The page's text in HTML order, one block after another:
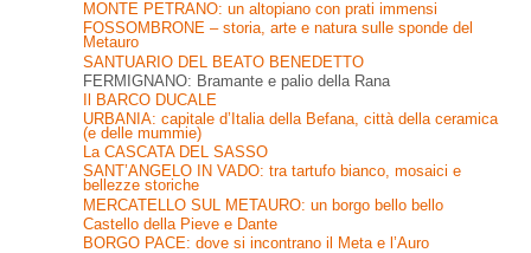
MONTE PETRANO: un altopiano con prati immensi
FOSSOMBRONE – storia, arte e natura sulle sponde del
Metauro
SANTUARIO DEL BEATO BENEDETTO
FERMIGNANO: Bramante e palio della Rana
Il BARCO DUCALE
URBANIA: capitale d’Italia della Befana, città della ceramica
(e delle mummie)
La CASCATA DEL SASSO
SANT’ANGELO IN VADO: tra tartufo bianco, mosaici e
bellezze storiche
MERCATELLO SUL METAURO: un borgo bello bello
Castello della Pieve e Dante
BORGO PACE: dove si incontrano il Meta e l’Auro